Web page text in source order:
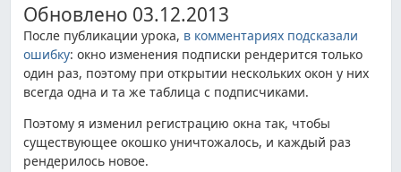
Обновлено 03.12.2013
После публикации урока, в комментариях подсказали
ошибку: окно изменения подписки рендерится только
один раз, поэтому при открытии нескольких окон у них
всегда одна и та же таблица с подписчиками.
Поэтому я изменил регистрацию окна так, чтобы
существующее окошко уничтожалось, и каждый раз
рендерилось новое.